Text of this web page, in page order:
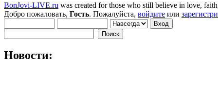
BonJovi-LIVE.ru was created for those who still believe in love,
Добро пожаловать, Гость. Пожалуйста, войдите или
Новости: